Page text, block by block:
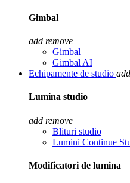
Gimbal
add remove
Gimbal
Gimbal AI
Echipamente de studio add
Lumina studio
add remove
Blituri studio
Lumini Continue
Modificatori de lumina